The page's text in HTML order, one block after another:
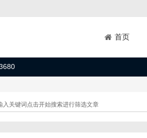
首页
入关键词点击开始搜索进行筛选文章